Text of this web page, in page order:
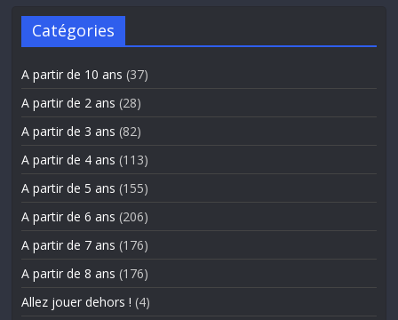
Catégories
A partir de 10 ans (37)
A partir de 2 ans (28)
A partir de 3 ans (82)
A partir de 4 ans (113)
A partir de 5 ans (155)
A partir de 6 ans (206)
A partir de 7 ans (176)
A partir de 8 ans (176)
Allez jouer dehors ! (4)